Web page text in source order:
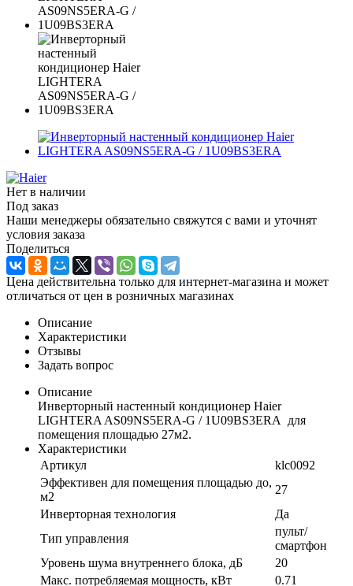
Нет в наличии
Под заказ
Наши менеджеры обязательно свяжутся с вами и уточнят
условия заказа
Поделиться
Цена действительна только для интернет-магазина и может
отличаться от цен в розничных магазинах
Описание
Характеристики
Отзывы
Задать вопрос
Описание
Инверторный настенный кондиционер Haier
LIGHTERA AS09NS5ERA-G / 1U09BS3ERA для
помещения площадью 27м2.
Характеристики
Артикул
klc0092
Эффективен для помещения площадью до,
м2
27
Инверторная технология
Да
Тип управления
пульт/
смартфон
Уровень шума внутреннего блока, дБ
20
Макс. потребляемая мощность, кВт
0.71